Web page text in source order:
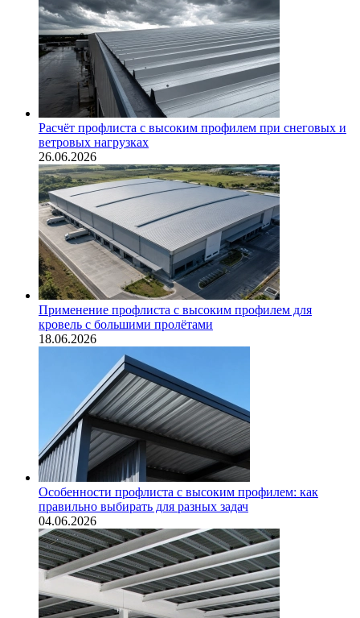
Расчёт профлиста с высоким профилем при снеговых и
ветровых нагрузках
26.06.2026
Применение профлиста с высоким профилем для
кровель с большими пролётами
18.06.2026
Особенности профлиста с высоким профилем: как
правильно выбирать для разных задач
04.06.2026